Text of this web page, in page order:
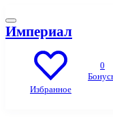
Империал
Избранное
0